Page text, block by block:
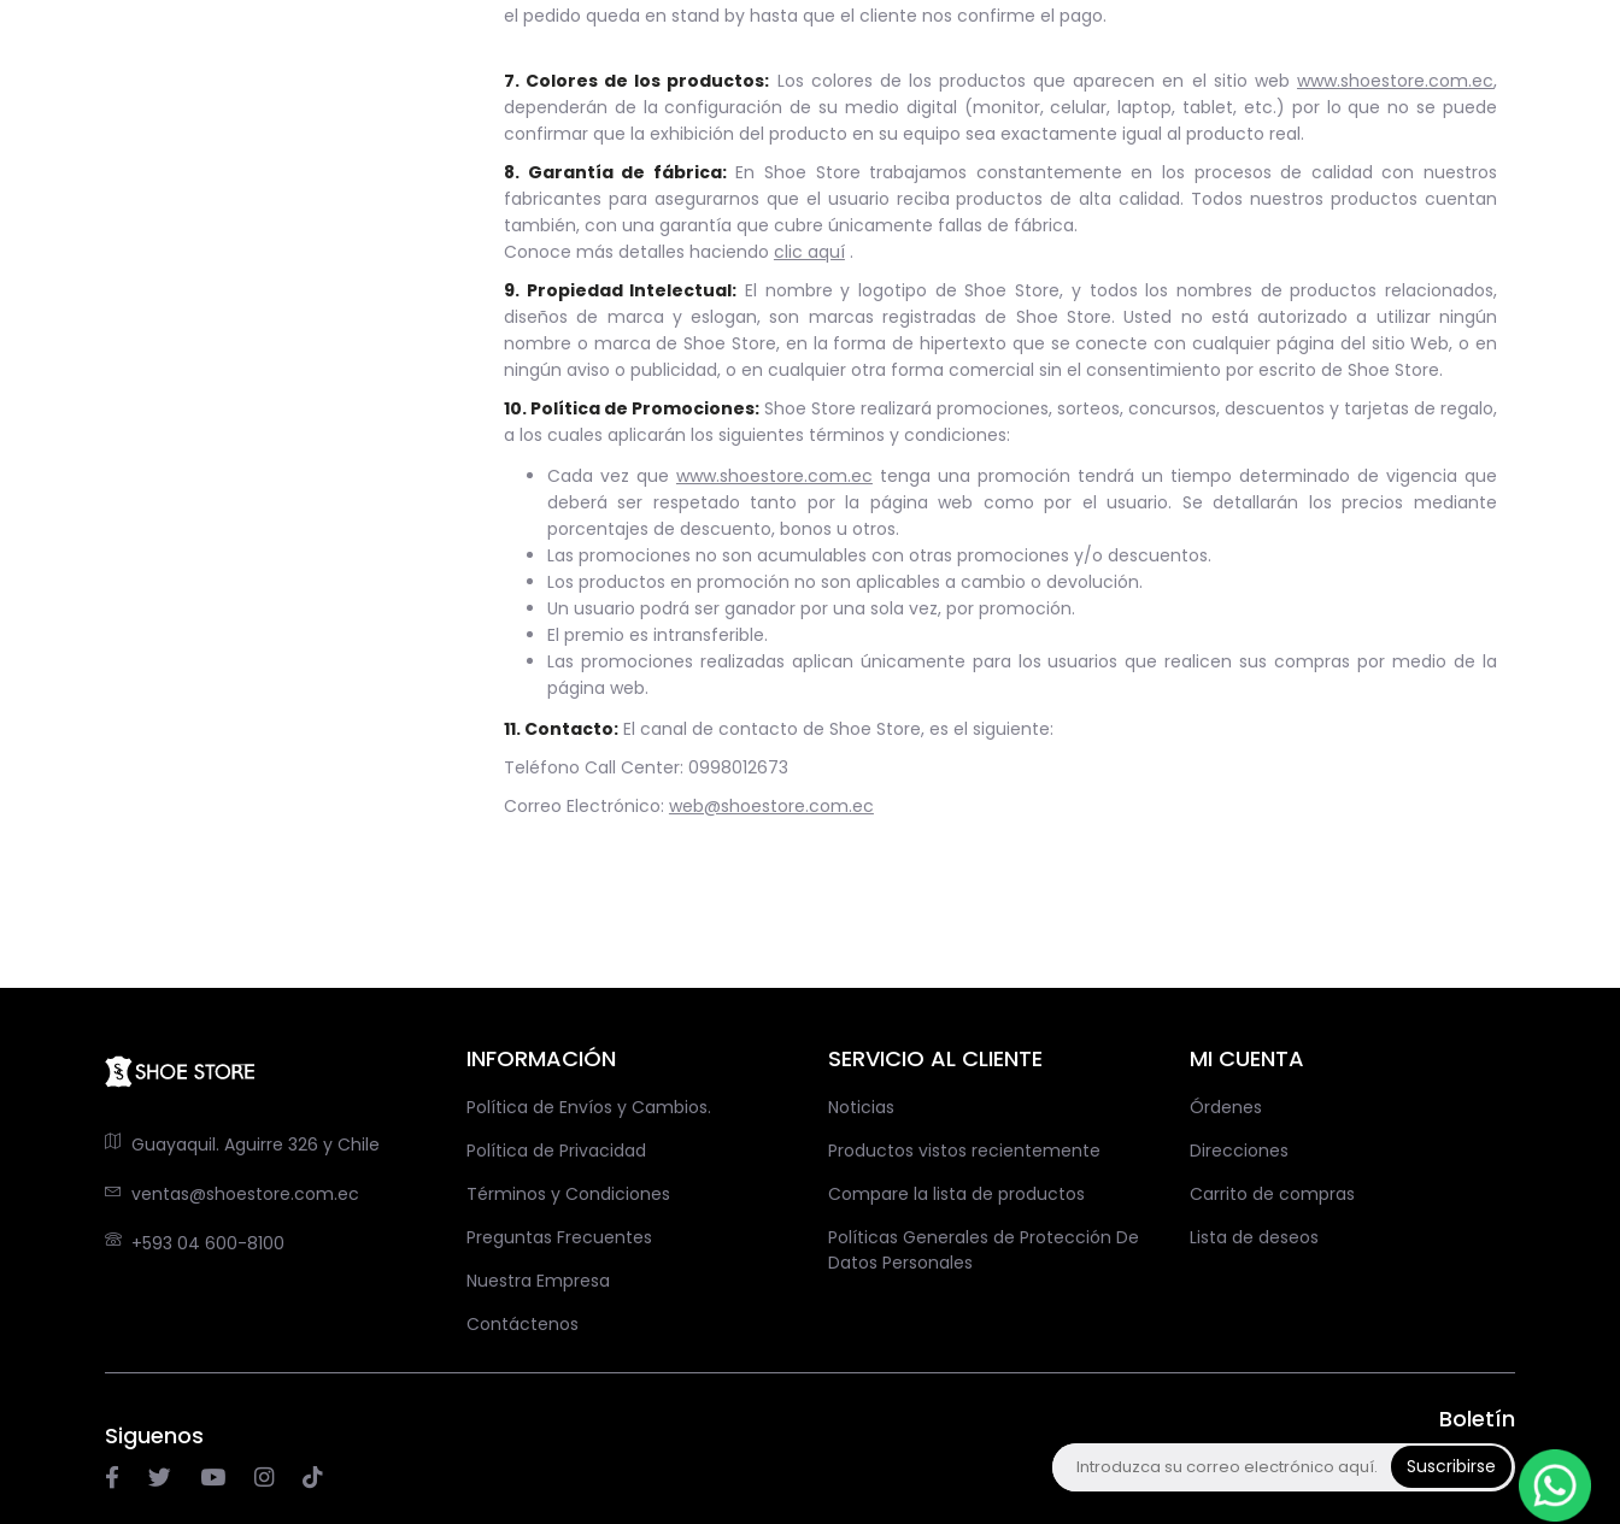
el pedido queda en stand by hasta que el cliente nos confirme el pago.
7. Colores de los productos: Los colores de los productos que aparecen en el sitio webwww.shoestore.com.ec,
dependerán de la configuración de su medio digital (monitor, celular, laptop, tablet, etc.) por lo que no se puede
confirmar que la exhibición del producto en su equipo sea exactamente igual al producto real.
8. Garantía de fábrica:En Shoe Store trabajamos constantemente en los procesos de calidad con nuestros
fabricantes para asegurarnos que el usuario reciba productos de alta calidad. Todos nuestros productos cuentan
también, con una garantía que cubre únicamente fallas de fábrica.
Conoce más detalles haciendo clic aquí.
9. Propiedad Intelectual: El nombre y logotipo de Shoe Store, y todos los nombres de productos relacionados,
diseños de marca y eslogan, son marcas registradas de Shoe Store. Usted no está autorizado a utilizar ningún
nombre o marca de Shoe Store, en la forma de hipertexto que se conecte con cualquier página del sitio Web, o en
ningún aviso o publicidad, o en cualquier otra forma comercial sin el consentimiento por escrito de Shoe Store.
10. Política de Promociones:Shoe Store realizará promociones, sorteos, concursos, descuentos y tarjetas de regalo,
a los cuales aplicarán los siguientes términos y condiciones:
Cada vez que www.shoestore.com.ec tenga una promoción tendrá un tiempo determinado de vigencia que
deberá ser respetado tanto por la página web como por el usuario. Se detallarán los precios mediante
porcentajes de descuento, bonos u otros.
Las promociones no son acumulables con otras promociones y/o descuentos.
Los productos en promoción no son aplicables a cambio o devolución.
Un usuario podrá ser ganador por una sola vez, por promoción.
El premio es intransferible.
Las promociones realizadas aplican únicamente para los usuarios que realicen sus compras por medio de la
página web.
11. Contacto:El canal de contacto de Shoe Store, es el siguiente:
Teléfono Call Center: 0998012673
Correo Electrónico: web@shoestore.com.ec
Guayaquil. Aguirre 326 y Chile
ventas@shoestore.com.ec
+593 04 600-8100
INFORMACIÓN
Política de Envíos y Cambios.
Política de Privacidad
Términos y Condiciones
Preguntas Frecuentes
Nuestra Empresa
Contáctenos
SERVICIO AL CLIENTE
Noticias
Productos vistos recientemente
Compare la lista de productos
Políticas Generales de Protección De
Datos Personales
MI CUENTA
Órdenes
Direcciones
Carrito de compras
Lista de deseos
Siguenos
Boletín
Suscribirse